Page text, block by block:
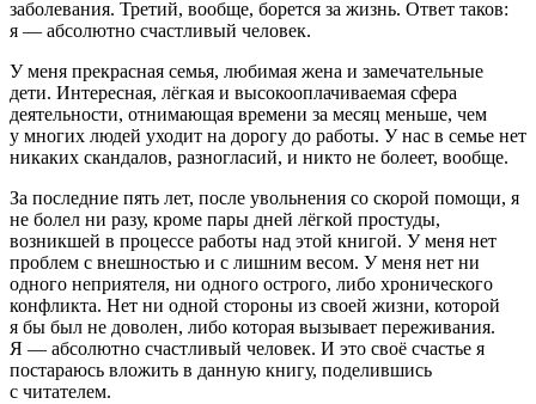
заболевания. Третий, вообще, борется за жизнь. Ответ таков:
я — абсолютно счастливый человек.
У меня прекрасная семья, любимая жена и замечательные
дети. Интересная, лёгкая и высокооплачиваемая сфера
деятельности, отнимающая времени за месяц меньше, чем
у многих людей уходит на дорогу до работы. У нас в семье нет
никаких скандалов, разногласий, и никто не болеет, вообще.
За последние пять лет, после увольнения со скорой помощи, я
не болел ни разу, кроме пары дней лёгкой простуды,
возникшей в процессе работы над этой книгой. У меня нет
проблем с внешностью и с лишним весом. У меня нет ни
одного неприятеля, ни одного острого, либо хронического
конфликта. Нет ни одной стороны из своей жизни, которой
я бы был не доволен, либо которая вызывает переживания.
Я — абсолютно счастливый человек. И это своё счастье я
постараюсь вложить в данную книгу, поделившись
с читателем.